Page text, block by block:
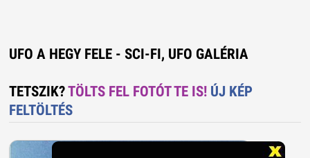
UFO A HEGY FELE - SCI-FI, UFO GALÉRIA
TETSZIK?TÖLTS FEL FOTÓT TE IS! ÚJ KÉP
FELTÖLTÉS